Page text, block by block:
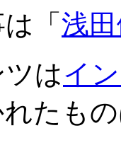
「 浅
はイ
たも